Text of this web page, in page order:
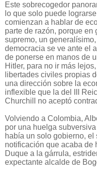
Este sobrecogedor
lo que solo puede
comienzan a hablar de
parte de razón, porque en
supremo, un
democracia se ve ante el
de ponerse en manos de
Hitler, para no ir más
libertades civiles propias
una dirección sobre la
inflexible que la del III
Churchill no aceptó
Volviendo a Colombia,
por una huelga
había un solo gobierno,
notificación que acaba de
Duque a la gárrula,
expectante alcalde de